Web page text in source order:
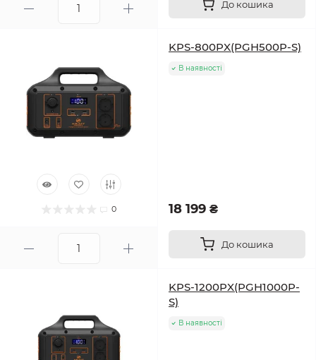
До кошика
0
KPS-800PX(PGH500P-S)
В наявності
18 199 ₴
До кошика
KPS-1200PX(PGH1000P-
S)
В наявності